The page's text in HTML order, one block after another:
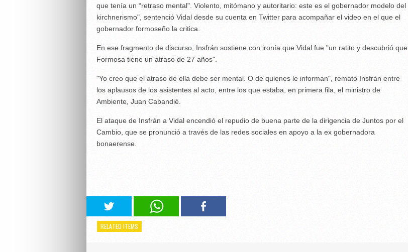
que tenía un “retraso mental". Violento, mitómano y autoritario: este es el gobernador modelo del
kirchnerismo", sentenció Vidal desde su cuenta en Twitter para acompañar el video en el que el
gobernador formoseño la critica.
En ese fragmento de discurso, Insfrán sostiene con ironía que Vidal fue "un ratito y descubrió que
Formosa tiene un atraso de 27 años".
"Yo creo que el atraso de ella debe ser mental. O de quienes le informan", remató Insfrán entre
los aplausos de los asistentes al acto, entre los que estaba, en primera fila, el ministro de
Ambiente, Juan Cabandié.
El ataque de Insfrán a Vidal encendió el repudio de buena parte de la dirigencia de Juntos por el
Cambio, que se pronunció a través de las redes sociales en apoyo a la ex gobernadora
bonaerense.
RELATED ITEMS